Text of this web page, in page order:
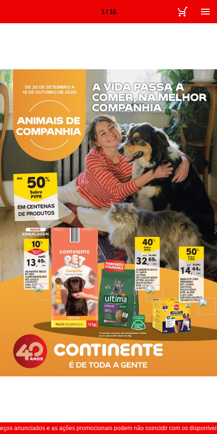
1 / 16
anunciados e as ações promocionais podem não coincidir com os disponíveis